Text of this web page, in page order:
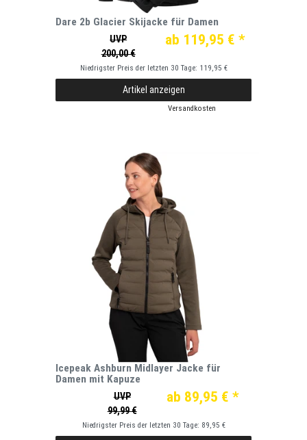
Dare 2b Glacier Skijacke für Damen
UVP
200,00 €
ab 119,95 € *
Niedrigster Preis der letzten 30 Tage: 119,95 €
Artikel anzeigen
Versandkosten
Icepeak Ashburn Midlayer Jacke für
Damen mit Kapuze
UVP
99,99 €
ab 89,95 € *
Niedrigster Preis der letzten 30 Tage: 89,95 €